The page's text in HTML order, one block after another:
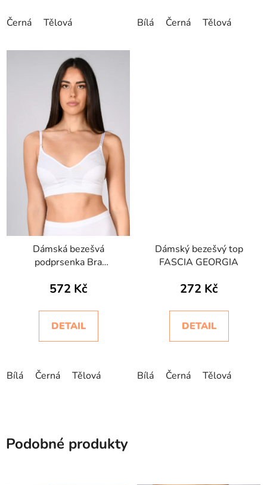
Černá Tělová Bílá Černá Tělová
Dámská bezešvá
podprsenka Bra
Intimidea
572 Kč
DETAIL
Bílá Černá Tělová
Dámský bezešvý top
FASCIA GEORGIA
272 Kč
DETAIL
Bílá Černá Tělová
Podobné produkty